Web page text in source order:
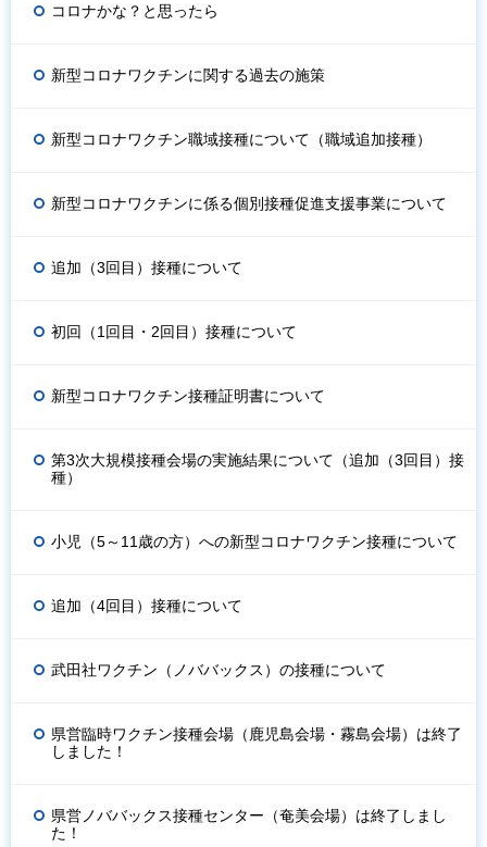
コロナかな？と思ったら
新型コロナワクチンに関する過去の施策
新型コロナワクチン職域接種について（職域追加接種）
新型コロナワクチンに係る個別接種促進支援事業について
追加（3回目）接種について
初回（1回目・2回目）接種について
新型コロナワクチン接種証明書について
第3次大規模接種会場の実施結果について（追加（3回目）接
種）
小児（5～11歳の方）への新型コロナワクチン接種について
追加（4回目）接種について
武田社ワクチン（ノババックス）の接種について
県営臨時ワクチン接種会場（鹿児島会場・霧島会場）は終了
しました！
県営ノババックス接種センター（奄美会場）は終了しまし
た！